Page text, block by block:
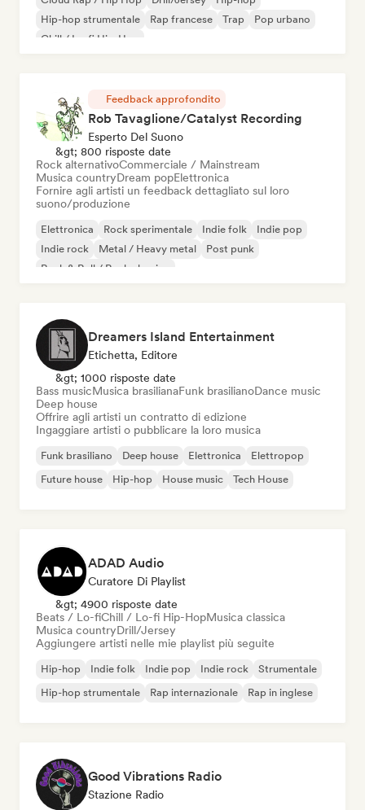
Hip-hop strumentale
Rap francese Trap
Pop urbano
Chill / Lo-fi Hip-Hop
Feedback approfondito
Rob Tavaglione/Catalyst Recording
Esperto Del Suono
&gt; 800 risposte date
Rock alternativoCommerciale / Mainstream
Musica countryDream popElettronica
Fornire agli artisti un feedback dettagliato sul loro
suono/produzione
Elettronica Rock sperimentale Indie folk
Indie pop
Indie rock
Metal / Heavy metal
Post punk
Rock & Roll / Rock classico
Dreamers Island Entertainment
Etichetta, Editore
&gt; 1000 risposte date
Bass musicMusica brasilianaFunk brasilianoDance music
Deep house
Offrire agli artisti un contratto di edizione
Ingaggiare artisti o pubblicare la loro musica
Funk brasiliano Deep house Elettronica
Elettropop
Future house
Hip-hop House music Tech House
ADAD Audio
Curatore Di Playlist
&gt; 4900 risposte date
Beats / Lo-fiChill / Lo-fi Hip-HopMusica classica
Musica countryDrill/Jersey
Aggiungere artisti nelle mie playlist più seguite
Hip-hop Indie folk Indie pop Indie rock
Strumentale
Hip-hop strumentale
Rap internazionale Rap in inglese
Good Vibrations Radio
Stazione Radio